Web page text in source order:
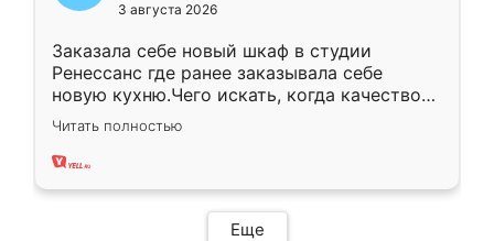
3 августа 2026
Заказала себе новый шкаф в студии
Ренессанс где ранее заказывала себе
новую кухню.Чего искать, когда качеством
вполне довольна. Служит кухня уже почти
два года, нареканий нет.
Читать полностью
Еще